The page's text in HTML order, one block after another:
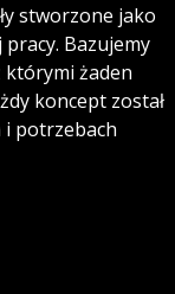
stworzone jako
Bazujemy
którymi żaden
koncept został
i potrzebach